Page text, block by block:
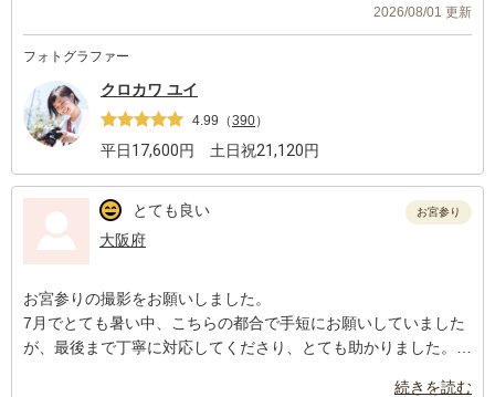
納品された写真は色味も構図も素晴らしく、クロカワさんにお願
いして本当に大正解でした！
また次の機会があれば、ぜひクロカワさんに撮影をお願いしたい
と思います。
2026/08/01 更新
フォトグラファー
クロカワ ユイ
4.99 （390）
平日17,600円 土日祝21,120円
とても良い
大阪府
お宮参り
お宮参りの撮影をお願いしました。
7月でとても暑い中、こちらの都合で手短にお願いしていました
が、最後まで丁寧に対応してくださり、とても助かりました。
続きを読む